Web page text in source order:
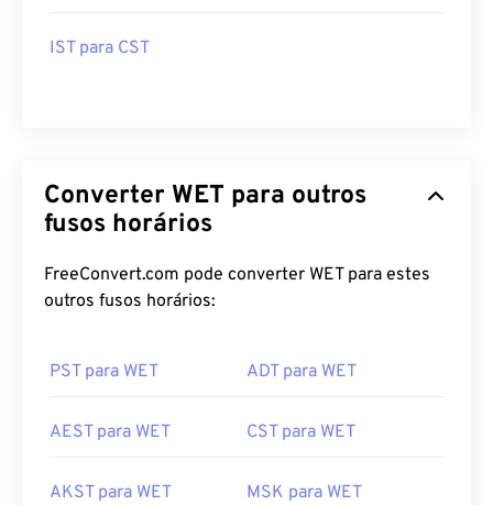
IST para CST
Converter WET para outros
fusos horários
FreeConvert.com pode converter WET para estes
outros fusos horários:
PST para WET ADT para WET
AEST para WET CST para WET
AKST para WET MSK para WET